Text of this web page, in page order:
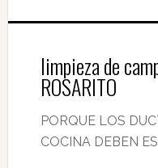
limpieza de
ROSARITO
PORQUE LOS
COCINA DEBEN